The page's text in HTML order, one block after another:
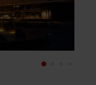
©Vincent Bourrut